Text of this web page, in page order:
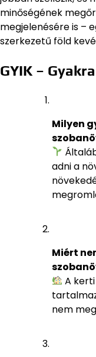
minőségének
megjelenésére is –
szerkezetű föld
GYIK –
Milyen
adni a
Miért
A
nem